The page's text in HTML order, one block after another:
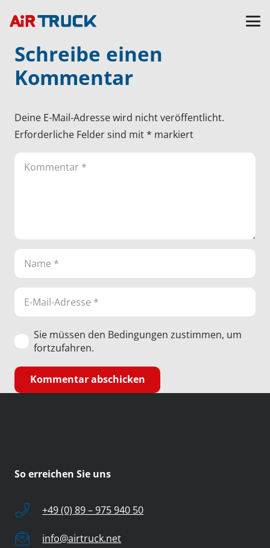
Schreibe einen
Kommentar
Deine E-Mail-Adresse wird nicht veröffentlicht.
Erforderliche Felder sind mit* markiert
Sie müssen den Bedingungen zustimmen, um
fortzufahren.
Kommentar abschicken
So erreichen Sie uns
+49 (0) 89 – 975 940 50
info@airtruck.net